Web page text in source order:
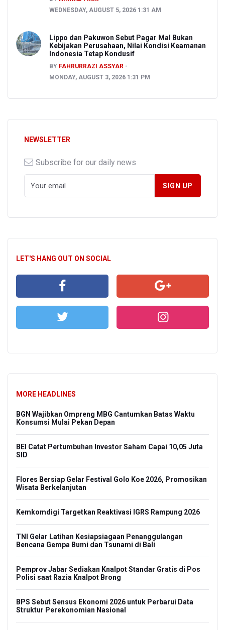
WEDNESDAY, AUGUST 5, 2026 1:31 AM
Lippo dan Pakuwon Sebut Pagar Mal Bukan
Kebijakan Perusahaan, Nilai Kondisi Keamanan
Indonesia Tetap Kondusif
BY FAHRURRAZI ASSYAR
MONDAY, AUGUST 3, 2026 1:31 PM
NEWSLETTER
Subscribe for our daily news
LET'S HANG OUT ON SOCIAL
MORE HEADLINES
BGN Wajibkan Ompreng MBG Cantumkan Batas Waktu
Konsumsi Mulai Pekan Depan
BEI Catat Pertumbuhan Investor Saham Capai 10,05 Juta
SID
Flores Bersiap Gelar Festival Golo Koe 2026, Promosikan
Wisata Berkelanjutan
Kemkomdigi Targetkan Reaktivasi IGRS Rampung 2026
TNI Gelar Latihan Kesiapsiagaan Penanggulangan
Bencana Gempa Bumi dan Tsunami di Bali
Pemprov Jabar Sediakan Knalpot Standar Gratis di Pos
Polisi saat Razia Knalpot Brong
BPS Sebut Sensus Ekonomi 2026 untuk Perbarui Data
Struktur Perekonomian Nasional